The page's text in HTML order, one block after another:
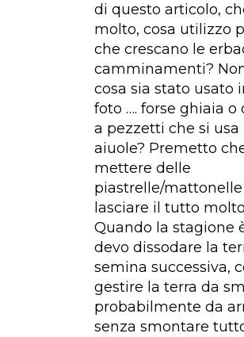
di questo articolo,
molto, cosa utilizzo
che crescano le
camminamenti?
cosa sia stato usato
foto …. forse ghiaia o
a pezzetti che si usa
aiuole? Premetto
mettere delle
piastrelle/
lasciare il tutto
Quando la stagione
devo dissodare la
semina successiva,
gestire la terra da
probabilmente da
senza smontare